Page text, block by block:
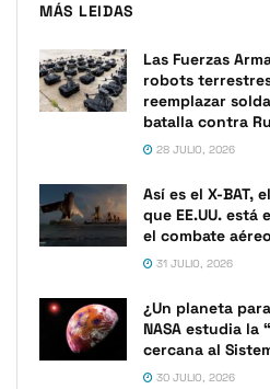
MÁS LEIDAS
Las Fuerzas
robots
reemplazar
batalla contra
28 JULIO, 2026
Así es el X-BAT,
que EE.UU.
el combate
31 JULIO, 2026
¿Un planeta
NASA estudia la
cercana al
30 JULIO, 2026